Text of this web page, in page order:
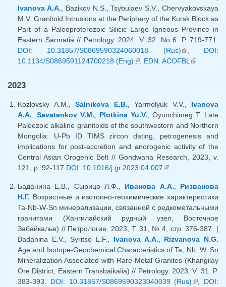
Ivanova A.A. , Bazikov N.S., Tsybulaev S.V., Chervyakovskaya
M.V. Granitoid Intrusions at the Periphery of the Kursk Block as
Part of a Paleoproterozoic Silicic Large Igneous Province in
Eastern Sarmatia // Petrology. 2024. V. 32. No 6. P. 719-771.
DOI: 10.31857/S0869590324060018 (Rus)(внешняя
ссылка)
, DOI:
10.1134/S0869591124700218 (Eng)(внешняя ссылка)
EDN: ACOFBL (внешняя
2023
Kozlovsky A.M., Salnikova E.B. , Yarmolyuk V.V., Ivanova
A.A.
Savatenkov V.M. Plotkina Yu.V. , Oyunchimeg T. Late
Paleozoic alkaline granitoids of the southwestern and Northern
Mongolia: U-Pb ID TIMS zircon dating, petrogenesis and
implications for post-accretion and anorogenic activity of the
Central Asian Orogenic Belt // Gondwana Research, 2023, v.
121, p. 92-117 DOI: 10.1016/j.gr.2023.04.007(внешняя
Баданина Е.В., Сырицо Л.Ф., Иванова А.А.
Ризванова
Н.Г. Возрастные и изотопно-геохимические характеристики
Ta-Nb-W-Sn минерализации, связанной с редкометальными
гранитами (Хангилайский рудный узел, Восточное
Забайкалье) // Петрология. 2023, T. 31, № 4, стр. 376-387. |
Badanina E.V., Syritso L.F., Ivanova A.A.
Rizvanova N.G.
Age and Isotope-Geochemical Characteristics of Ta, Nb, W, Sn
Mineralization Associated with Rare-Metal Granites (Khangilay
Ore District, Eastern Transbaikalia) // Petrology. 2023. V. 31. P.
383-393. DOI: 10.31857/S0869590323040039 (Rus)(внешняя
DOI: